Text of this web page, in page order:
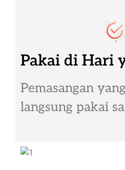
Pakai di Hari
Pemasangan
langsung pakai